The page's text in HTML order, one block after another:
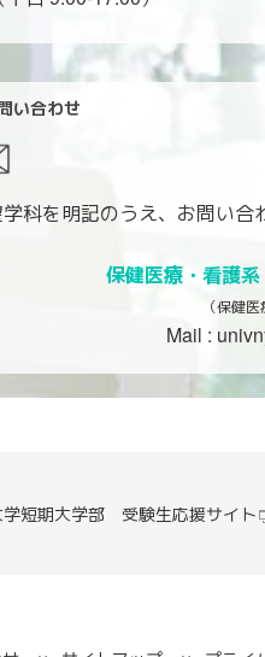
い合わせ
科を明記のうえ、お問い合
保健医療・看護系
（保健
Mail :
学短期大学部 受験生応援サイト